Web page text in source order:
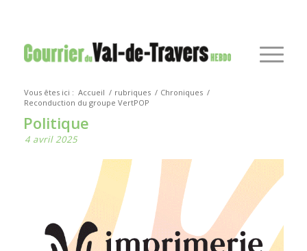
Vous êtes ici : Accueil / rubriques / Chroniques /
Reconduction du groupe VertPOP
Politique
4 avril 2025